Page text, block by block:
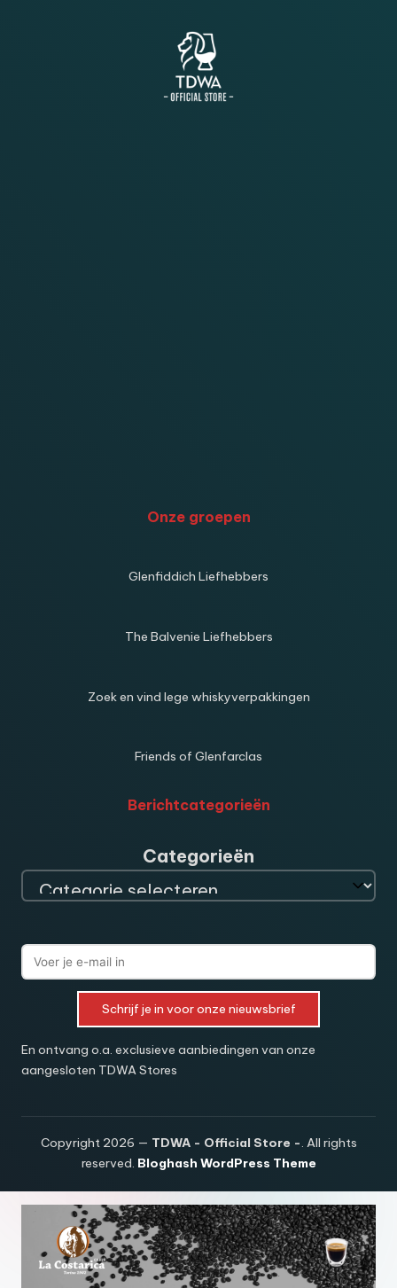
Onze groepen
Glenfiddich Liefhebbers
The Balvenie Liefhebbers
Zoek en vind lege whiskyverpakkingen
Friends of Glenfarclas
Berichtcategorieën
Categorieën
Schrijf je in voor onze nieuwsbrief
En ontvang o.a. exclusieve aanbiedingen van onze
aangesloten TDWA Stores
Copyright 2026 — TDWA - Official Store -. All rights
reserved. Bloghash WordPress Theme